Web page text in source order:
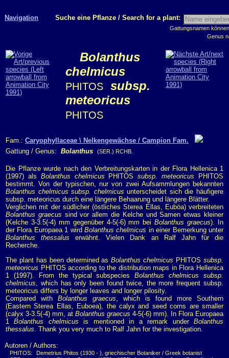
Navigation Suche eine Pflanze / Search for a plant:
Gattungsnamen
Genus
Bolanthus
chelmicus
PHITOS
subsp.
meteoricus
PHITOS
Fam.: Caryophyllaceae \ Nelkengewächse / Campion Fam.
Gattung / Genus: Bolanthus (SER.) RCHB.
Die Pflanze wurde nach den Verbreitungskarten in der Flora Hellenica 1
(1997) als Bolanthus chelmicus PHITOSsubsp. meteoricus PHITOS
bestimmt. Von der typischen, nur von zwei Aufsammlungen bekannten
Bolanthus chelmicus subsp. chelmicus unterscheidet sich die häufigere
subsp. meteoricus durch eine längere Behaarung und längere Blätter.
Verglichen mit der südlicher (östliches Sterea Ellas, Euböa) verbreiteten
Bolanthus graecus sind vor allem die Kelche und Samen etwas kleiner
(Kelche 3-3.5(-4) mm gegenüber 4-5(-6) mm beiBolanthus graecus). In
der Flora Europaea 1 wird Bolanthus chelmicus in einer Bemerkung unter
Bolanthus thessalus erwähnt. Vielen Dank an Ralf Jahn für die
Recherche.
The plant has been determined asBolanthus chelmicus PHITOSsubsp.
meteoricus PHITOS according to the distribution maps in Flora Hellenica
1 (1997). From the typical subspeciesBolanthus chelmicus subsp.
chelmicus , which has only been found twice, the more frequent subsp.
meteoricus differs by longer leaves and longer pilosity.
Compared with Bolanthus graecus , which is found more Southern
(Eastern Sterea Ellas, Euboea), the calyx and seed corns are smaller
(calyx 3-3.5(-4) mm, at Bolanthus graecus 4-5(-6) mm). In Flora Europaea
1Bolanthus chelmicus is mentioned in a remark underBolanthus
thessalus . Thank you very much to Ralf Jahn for the investigation.
Autoren / Authors:
PHITOS:
Demetrius Phitos (1930 - ), griechischer Botaniker / Greek botanist